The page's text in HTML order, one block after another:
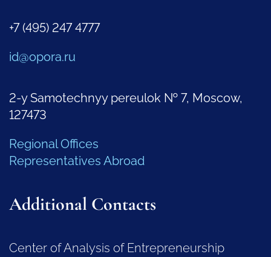
+7 (495) 247 4777
id@opora.ru
2-y Samotechnyy pereulok № 7, Moscow,
127473
Regional Offices
Representatives Abroad
Additional Contacts
Center of Analysis of Entrepreneurship